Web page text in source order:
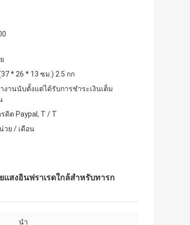
* 26 * 13 ซม.) 2.5 กก
งานนับตั้งแต่ได้รับการชำระเงินเต็ม
ดิต Paypal, T / T
วย / เดือน
สงอินฟราเรดใกล้สำหรับทารก
นำ